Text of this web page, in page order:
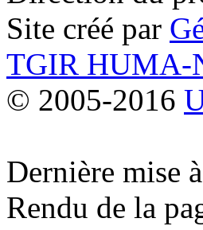
Site créé par
TGIR HUMA-
© 2005-2016
Dernière mise
Rendu de la